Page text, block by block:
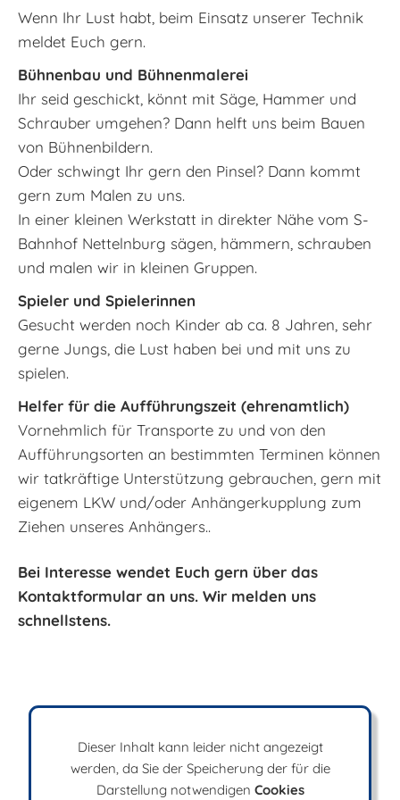
Wenn Ihr Lust habt, beim Einsatz unserer Technik
meldet Euch gern.
Bühnenbau und Bühnenmalerei
Ihr seid geschickt, könnt mit Säge, Hammer und
Schrauber umgehen? Dann helft uns beim Bauen
von Bühnenbildern.
Oder schwingt Ihr gern den Pinsel? Dann kommt
gern zum Malen zu uns.
In einer kleinen Werkstatt in direkter Nähe vom S-
Bahnhof Nettelnburg sägen, hämmern, schrauben
und malen wir in kleinen Gruppen.
Spieler und Spielerinnen
Gesucht werden noch Kinder ab ca. 8 Jahren, sehr
gerne Jungs, die Lust haben bei und mit uns zu
spielen.
Helfer für die Aufführungszeit (ehrenamtlich)
Vornehmlich für Transporte zu und von den
Aufführungsorten an bestimmten Terminen können
wir tatkräftige Unterstützung gebrauchen, gern mit
eigenem LKW und/oder Anhängerkupplung zum
Ziehen unseres Anhängers..
Bei Interesse wendet Euch gern über das
Kontaktformular an uns. Wir melden uns
schnellstens.
Dieser Inhalt kann leider nicht angezeigt
werden, da Sie der Speicherung der für die
Darstellung notwendigen Cookies